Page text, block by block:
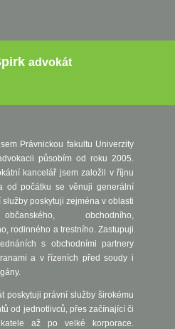
advokát
Právnickou fakultu Univerzity
působím od roku 2005.
kancelář jsem založil v říjnu
od počátku se věnuji generální
služby poskytuji zejména v oblasti
obchodního,
rodinného a trestního. Zastupuji
s obchodními partnery
a v řízeních před soudy i
poskytuji právní služby širokému
od jednotlivců, přes začínající či
až po velké korporace.